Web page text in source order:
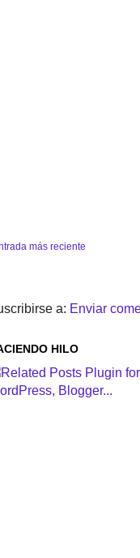
más reciente
a: Enviar
HILO